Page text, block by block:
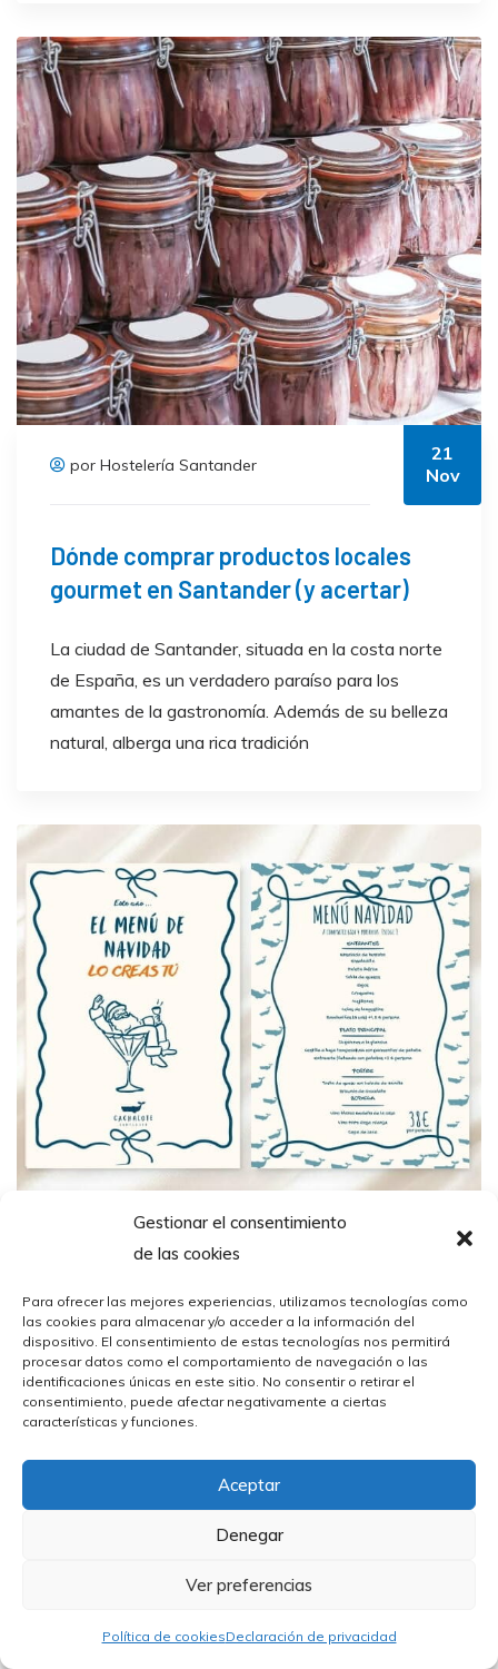
Gestionar el consentimiento
de las cookies
Para ofrecer las mejores experiencias, utilizamos tecnologías como
las cookies para almacenar y/o acceder a la información del
dispositivo. El consentimiento de estas tecnologías nos permitirá
procesar datos como el comportamiento de navegación o las
identificaciones únicas en este sitio. No consentir o retirar el
consentimiento, puede afectar negativamente a ciertas
características y funciones.
Aceptar
Denegar
Ver preferencias
Política de cookiesDeclaración de privacidad
por Hostelería Santander
21
Nov
Dónde comprar productos locales
gourmet en Santander (y acertar)
La ciudad de Santander, situada en la costa norte
de España, es un verdadero paraíso para los
amantes de la gastronomía. Además de su belleza
natural, alberga una rica tradición
por Hostelería Santander
Menú de Navidad en Santander: la
propuesta ideal de Taberna
Cachalote para grupos, empresas y
grupos de amigos y familias empiezan a buscar el
de Navidad. Si tú también